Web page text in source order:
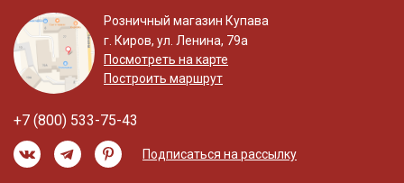
Розничный магазин Купава
г. Киров, ул. Ленина, 79а
Посмотреть на карте
Построить маршрут
+7 (800) 533-75-43
Подписаться на рассылку